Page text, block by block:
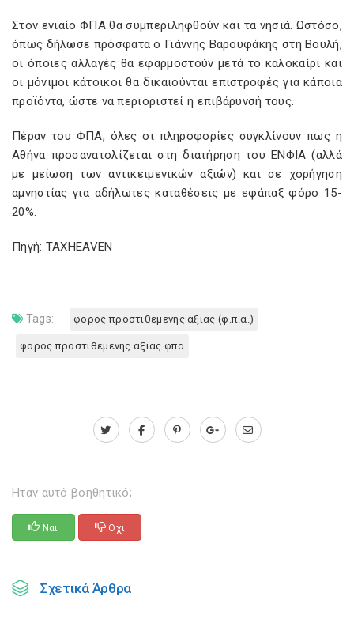
Στον ενιαίο ΦΠΑ θα συμπεριληφθούν και τα νησιά. Ωστόσο,
όπως δήλωσε πρόσφατα ο Γιάννης Βαρουφάκης στη Βουλή,
οι όποιες αλλαγές θα εφαρμοστούν μετά το καλοκαίρι και
οι μόνιμοι κάτοικοι θα δικαιούνται επιστροφές για κάποια
προϊόντα, ώστε να περιοριστεί η επιβάρυνσή τους.
Πέραν του ΦΠΑ, όλες οι πληροφορίες συγκλίνουν πως η
Αθήνα προσανατολίζεται στη διατήρηση του ΕΝΦΙΑ (αλλά
με μείωση των αντικειμενικών αξιών) και σε χορήγηση
αμνηστίας για αδήλωτες καταθέσεις με εφάπαξ φόρο 15-
20%.
Πηγή: TAXHEAVEN
Tags: φορος προστιθεμενης αξιας (φ.π.α.)
φορος προστιθεμενης αξιας φπα
Ηταν αυτό βοηθητικό;
Ναι Οχι
Σχετικά Άρθρα